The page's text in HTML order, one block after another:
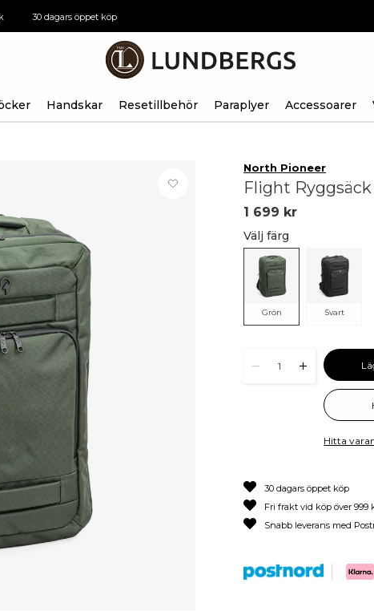
30 dagars öppet köp
Handskar Resetillbehör Paraplyer Accessoarer
North Pioneer
Flight
1 699 kr
Välj färg
Grön Svart
1
Hitta
30 dagars öppet köp
Fri frakt vid köp över 999
Snabb leverans med